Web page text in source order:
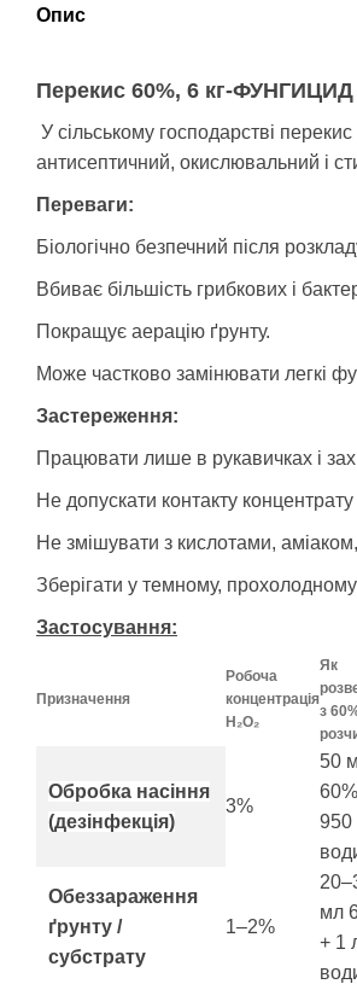
Опис
Перекис 60%, 6 кг-
У сільському господарстві
антисептичний, окислювальний і
Переваги:
Біологічно безпечний після
Вбиває більшість грибкових і
Покращує аерацію ґрунту.
Може частково замінювати легкі
Застереження:
Працювати лише в рукавичках і
Не допускати контакту
Не змішувати з кислотами,
Зберігати у темному, прохолодному
Застосування:
Призначення
Робоча
концентрація
H₂O₂
Як
з
Обробка насіння
(дезінфекція)
3%
50
950
Обеззараження
ґрунту /
субстрату
1–2%
мл
+ 1